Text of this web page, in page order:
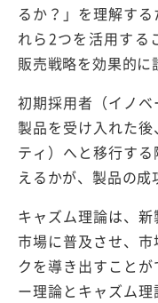
るか？」を理解す
れら2つを活用する
販売戦略を効果的に
初期採用者（イノ
製品を受け入れた
ティ）へと移行す
えるかが、製品の成
キャズム理論は、
市場に普及させ、
クを導き出すこと
ー理論とキャズム